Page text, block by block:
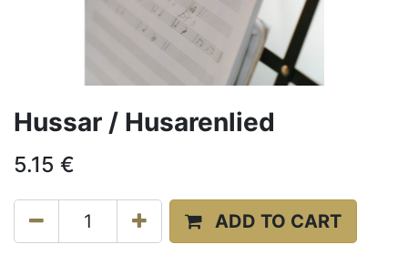
Hussar / Husarenlied
5.15 €
ADD TO CART